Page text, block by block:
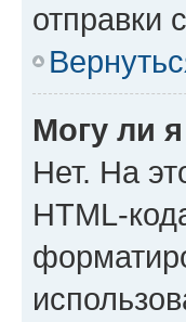
отправки
Могу ли
Нет. На
HTML-